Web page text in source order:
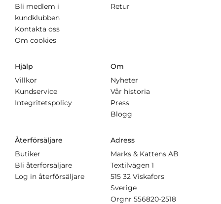
Bli medlem i
kundklubben
Kontakta oss
Om cookies
Retur
Hjälp
Villkor
Kundservice
Integritetspolicy
Om
Nyheter
Vår historia
Press
Blogg
Återförsäljare
Butiker
Bli återförsäljare
Log in återförsäljare
Adress
Marks & Kattens AB
Textilvägen 1
515 32 Viskafors
Sverige
Orgnr 556820-2518